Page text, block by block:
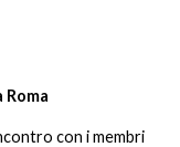
con i membri